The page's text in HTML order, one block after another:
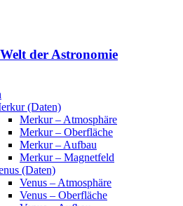
der Astronomie
(Daten)
Merkur – Atmosphäre
Merkur – Oberfläche
Merkur – Aufbau
Merkur – Magnetfeld
(Daten)
Venus – Atmosphäre
Venus – Oberfläche